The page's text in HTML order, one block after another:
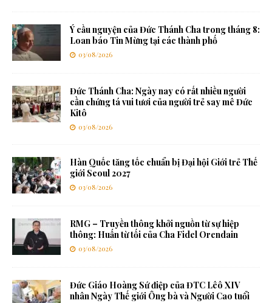
Ý cầu nguyện của Đức Thánh Cha trong tháng 8:
Loan báo Tin Mừng tại các thành phố
03/08/2026
Đức Thánh Cha: Ngày nay có rất nhiều người
cần chứng tá vui tươi của người trẻ say mê Đức
Kitô
03/08/2026
Hàn Quốc tăng tốc chuẩn bị Đại hội Giới trẻ Thế
giới Seoul 2027
03/08/2026
RMG – Truyền thông khởi nguồn từ sự hiệp
thông: Huấn từ tối của Cha Fidel Orendain
03/08/2026
Đức Giáo Hoàng Sứ điệp của ĐTC Lêô XIV
nhân Ngày Thế giới Ông bà và Người Cao tuổi